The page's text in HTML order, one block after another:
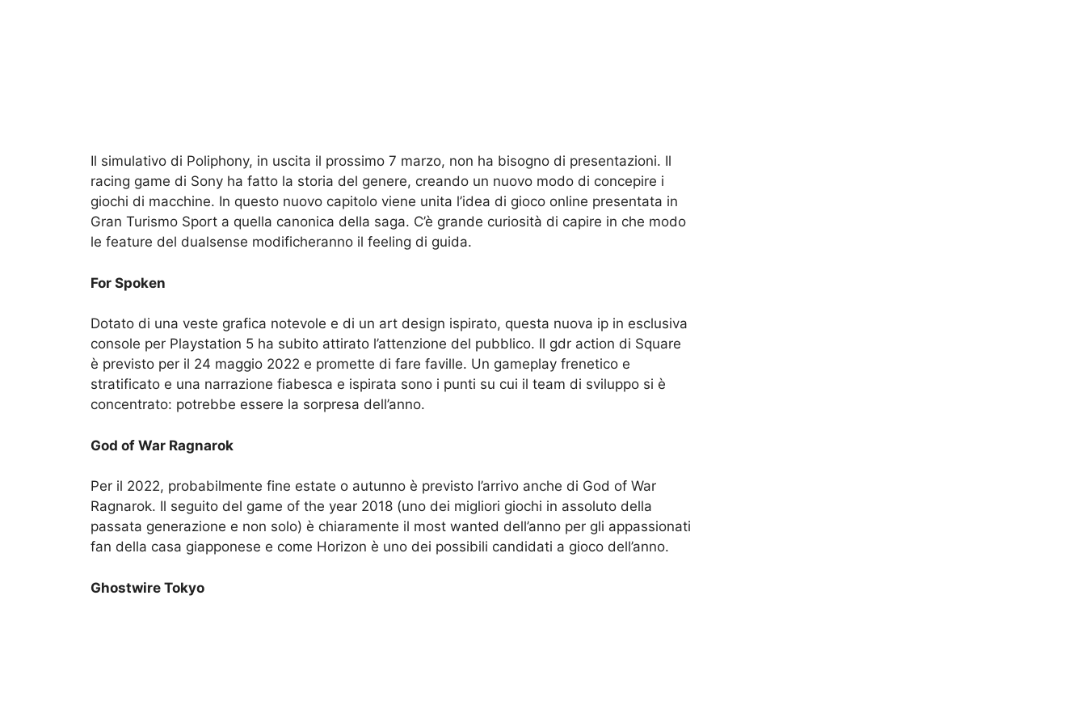
Il simulativo di Poliphony, in uscita il prossimo 7 marzo, non ha bisogno di presentazioni. Il
racing game di Sony ha fatto la storia del genere, creando un nuovo modo di concepire i
giochi di macchine. In questo nuovo capitolo viene unita l’idea di gioco online presentata in
Gran Turismo Sport a quella canonica della saga. C’è grande curiosità di capire in che modo
le feature del dualsense modificheranno il feeling di guida.
For Spoken
Dotato di una veste grafica notevole e di un art design ispirato, questa nuova ip in esclusiva
console per Playstation 5 ha subito attirato l’attenzione del pubblico. Il gdr action di Square
è previsto per il 24 maggio 2022 e promette di fare faville. Un gameplay frenetico e
stratificato e una narrazione fiabesca e ispirata sono i punti su cui il team di sviluppo si è
concentrato: potrebbe essere la sorpresa dell’anno.
God of War Ragnarok
Per il 2022, probabilmente fine estate o autunno è previsto l’arrivo anche di God of War
Ragnarok. Il seguito del game of the year 2018 (uno dei migliori giochi in assoluto della
passata generazione e non solo) è chiaramente il most wanted dell’anno per gli appassionati
fan della casa giapponese e come Horizon è uno dei possibili candidati a gioco dell’anno.
Ghostwire Tokyo